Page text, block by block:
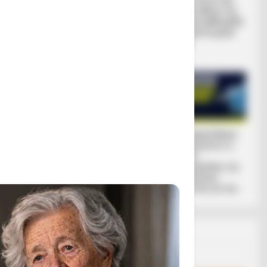
ΣΤΟ
ΈΝΑΣ
ΓΙΑ ΤΗ
Μπάιντεν για την...
Email address: